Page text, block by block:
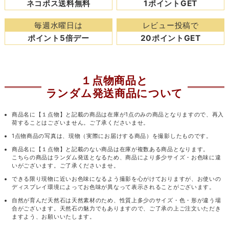
ネコポス送料無料
1ポイントGET
毎週水曜日は
ポイント5倍デー
レビュー投稿で
20ポイントGET
１点物商品と
ランダム発送商品について
商品名に【１点物】と記載の商品は在庫が1点のみの商品となりますので、再入
荷することはございません。ご了承くださいませ。
1点物商品の写真は、現物（実際にお届けする商品）を撮影したものです。
商品名に【１点物】と記載のない商品は在庫が複数ある商品となります。
こちらの商品はランダム発送となるため、商品により多少サイズ・お色味に違
いがございます。ご了承くださいませ。
できる限り現物に近いお色味になるよう撮影を心がけておりますが、お使いの
ディスプレイ環境によってお色味が異なって表示されることがございます。
自然が育んだ天然石は天然素材のため、性質上多少のサイズ・色・形が違う場
合がございます。天然石の魅力でもありますので、ご了承の上ご注文いただき
ますよう、お願いいたします。